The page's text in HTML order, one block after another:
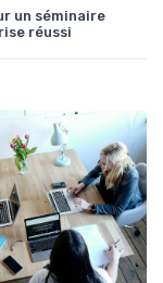
un séminaire
réussi